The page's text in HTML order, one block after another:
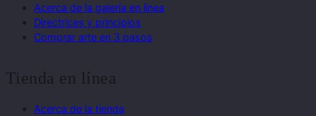
Acerca de la galería en línea
Directrices y principios
Comprar arte en 3 pasos
Tienda en línea
Acerca de la tienda